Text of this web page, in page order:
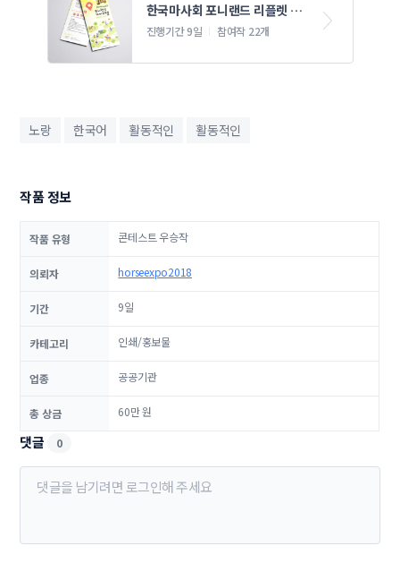
한국마사회 포니랜드 리플렛 디
자인 의뢰
진행기간 9일 참여작 22개
노랑 한국어 활동적인 활동적인
작품 정보
작품 유형 콘테스트 우승작
의뢰자 horseexpo2018
기간 9일
카테고리 인쇄/홍보물
업종 공공기관
총 상금 60만 원
댓글 0